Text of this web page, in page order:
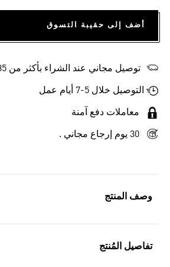
وصف المنتج
تفاصيل المُنتج
أضف إلى حقيبة التسوق
توصيل مجاني عند الشراء بأكثر من 35 د.ك
التوصيل خلال 5-7 أيام عمل
معاملات دفع آمنة